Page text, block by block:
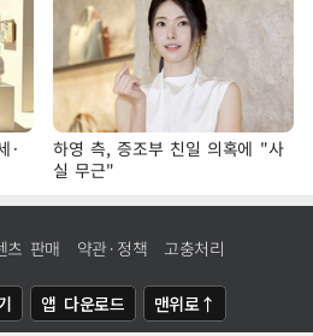
·
하영 측, 증조부 친일 의혹에 "사
실 무근"
츠 판매 약관·정책 고충처리
앱 다운로드 맨위로↑